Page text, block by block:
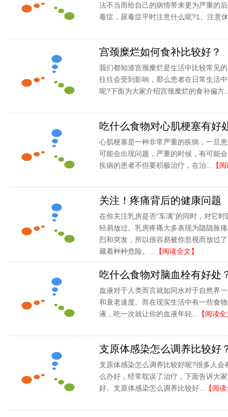
法不当而给自己的病情带来更为严重的
毒症，尿毒症平时注意什么呢?1、注意
宫颈糜烂如何食补比较好？
我们都知道宫颈糜烂是生活中比较常见
往往会受到影响，那么患者在日常生活
呢?下面为大家介绍宫颈糜烂的食补偏方
吃什么食物对心肌梗塞有好
心肌梗塞是一种非常严重的疾病，一旦
可能会出现问题，严重的时候，有可能
疾病的患者不但要积极治疗，在治...
【
关注！疼痛背后的健康问题
在你关注乳房是否“车满”的同时，对它
轻易放过。乳房疼痛大多表现为隐隐胀
烈和突发，所以很容易被你忽视而放过
藏着种种危险。...
【阅读全文】
吃什么食物对脑血栓有好处
血液对于人类而言就如同水对于自然界
和衰老速度。而在现实生活中有一些食
液，吃一次就让你的血液年轻...
【阅读
支原体感染怎么调养比较好
支原体感染怎么调养比较好呢?很多人会
么办好，经常耽误了治疗，下面告诉大
好。支原体感染怎么调养比较好...
【阅